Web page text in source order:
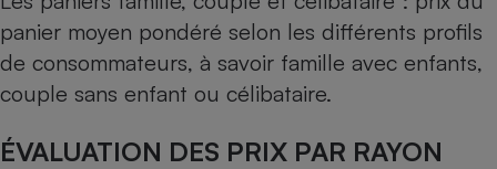
panier moyen pondéré selon les différents profils
de consommateurs, à savoir famille avec enfants,
couple sans enfant ou célibataire.
ÉVALUATION DES PRIX PAR RAYON